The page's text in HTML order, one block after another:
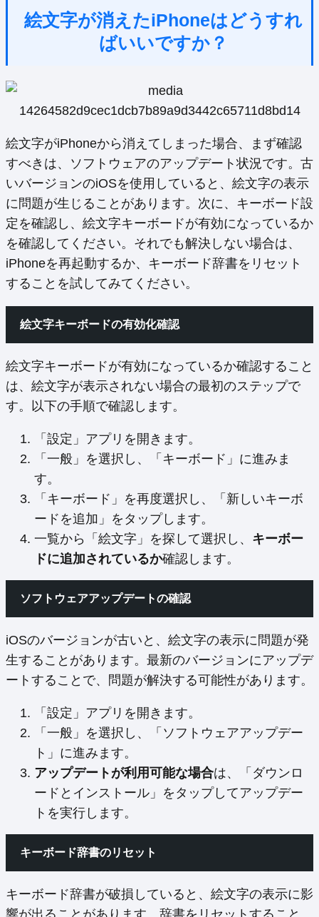
絵文字が消えたiPhoneはどうすれ
ばいいですか？
絵文字がiPhoneから消えてしまった場合、まず確認
すべきは、ソフトウェアのアップデート状況です。古
いバージョンのiOSを使用していると、絵文字の表示
に問題が生じることがあります。次に、キーボード設
定を確認し、絵文字キーボードが有効になっているか
を確認してください。それでも解決しない場合は、
iPhoneを再起動するか、キーボード辞書をリセット
することを試してみてください。
絵文字キーボードの有効化確認
絵文字キーボードが有効になっているか確認すること
は、絵文字が表示されない場合の最初のステップで
す。以下の手順で確認します。
「設定」アプリを開きます。
「一般」を選択し、「キーボード」に進みま
す。
「キーボード」を再度選択し、「新しいキーボ
ードを追加」をタップします。
一覧から「絵文字」を探して選択し、 キーボー
ドに追加されているか確認します。
ソフトウェアアップデートの確認
iOSのバージョンが古いと、絵文字の表示に問題が発
生することがあります。最新のバージョンにアップデ
ートすることで、問題が解決する可能性があります。
「設定」アプリを開きます。
「一般」を選択し、「ソフトウェアアップデー
ト」に進みます。
アップデートが利用可能な場合は、「ダウンロ
ードとインストール」をタップしてアップデー
トを実行します。
キーボード辞書のリセット
キーボード辞書が破損していると、絵文字の表示に影
響が出ることがあります。辞書をリセットすること